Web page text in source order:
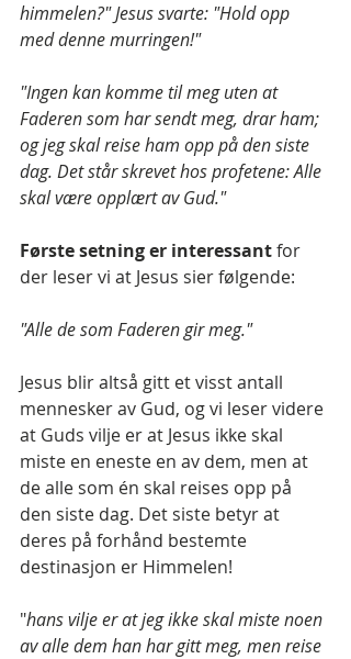
himmelen?" Jesus svarte: "Hold opp
med denne murringen!"
"Ingen kan komme til meg uten at
Faderen som har sendt meg, drar ham;
og jeg skal reise ham opp på den siste
dag. Det står skrevet hos profetene: Alle
skal være opplært av Gud."
Første setning er interessant for
der leser vi at Jesus sier følgende:
"Alle de som Faderen gir meg."
Jesus blir altså gitt et visst antall
mennesker av Gud, og vi leser videre
at Guds vilje er at Jesus ikke skal
miste en eneste en av dem, men at
de alle som én skal reises opp på
den siste dag. Det siste betyr at
deres på forhånd bestemte
destinasjon er Himmelen!
"hans vilje er at jeg ikke skal miste noen
av alle dem han har gitt meg, men reise